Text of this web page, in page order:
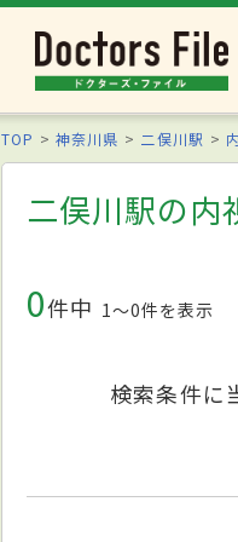
TOP 神奈川県 二俣川駅
二俣川駅の内
0件中 1〜0件を表示
検索条件に